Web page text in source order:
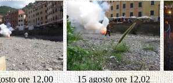
ore 12,00 15 agosto ore 12,02